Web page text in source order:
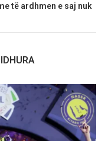
të ardhmen e saj nuk